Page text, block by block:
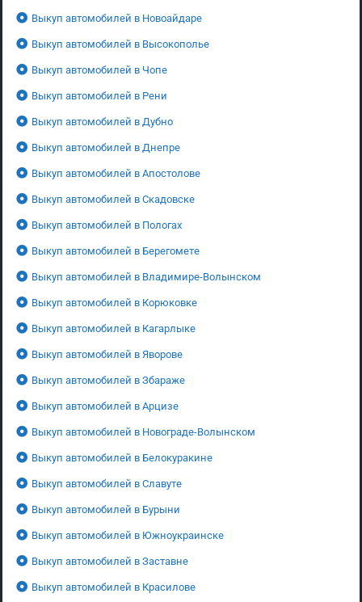
Выкуп автомобилей в Новоайдаре
Выкуп автомобилей в Высокополье
Выкуп автомобилей в Чопе
Выкуп автомобилей в Рени
Выкуп автомобилей в Дубно
Выкуп автомобилей в Днепре
Выкуп автомобилей в Апостолове
Выкуп автомобилей в Скадовске
Выкуп автомобилей в Пологах
Выкуп автомобилей в Берегомете
Выкуп автомобилей в Владимире-Волынском
Выкуп автомобилей в Корюковке
Выкуп автомобилей в Кагарлыке
Выкуп автомобилей в Яворове
Выкуп автомобилей в Збараже
Выкуп автомобилей в Арцизе
Выкуп автомобилей в Новограде-Волынском
Выкуп автомобилей в Белокуракине
Выкуп автомобилей в Славуте
Выкуп автомобилей в Бурыни
Выкуп автомобилей в Южноукраинске
Выкуп автомобилей в Заставне
Выкуп автомобилей в Красилове